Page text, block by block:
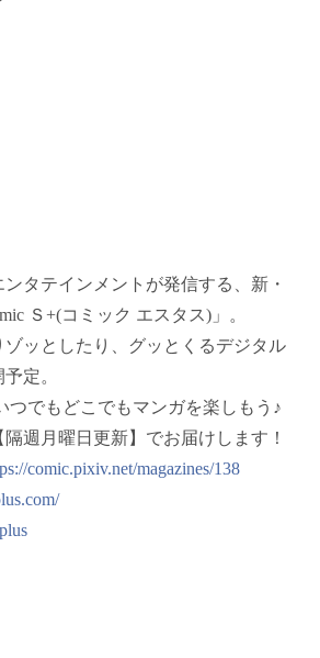
タテインメントが発信する、新・
Ｓ+(コミック エスタス)」。
ッとしたり、グッとくるデジタル
定。
つでもどこでもマンガを楽しもう♪
週月曜日更新】でお届けします！
comic.pixiv.net/magazines/138